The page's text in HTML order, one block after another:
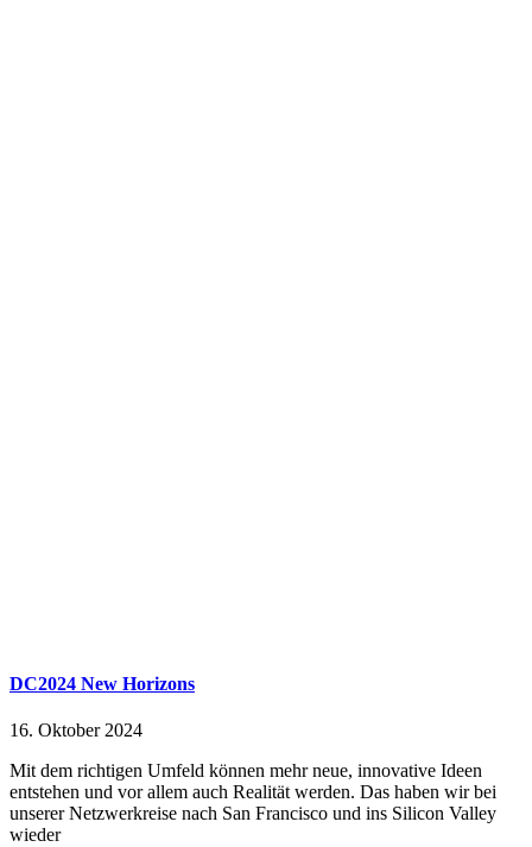
DC2024 New Horizons
16. Oktober 2024
Mit dem richtigen Umfeld können mehr neue, innovative Ideen
entstehen und vor allem auch Realität werden. Das haben wir bei
unserer Netzwerkreise nach San Francisco und ins Silicon Valley
wieder